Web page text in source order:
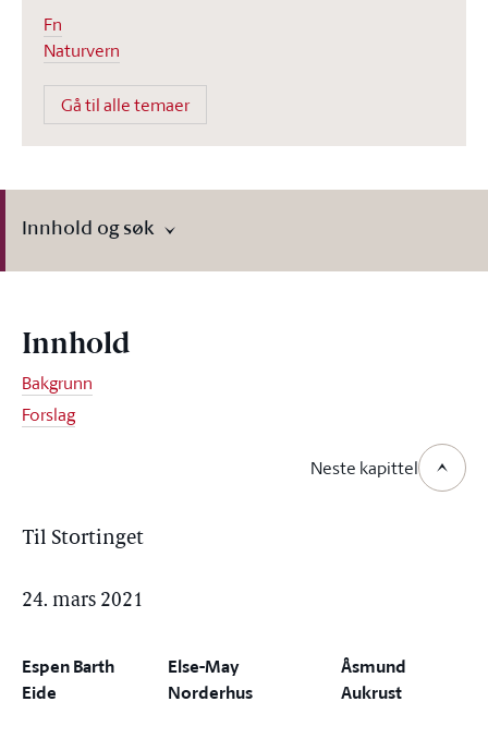
Fn
Naturvern
Gå til alle temaer
Innhold og søk
Innhold
Bakgrunn
Forslag
Neste kapittel
Til Stortinget
24. mars 2021
Espen Barth
Eide
Else-May
Norderhus
Åsmund
Aukrust